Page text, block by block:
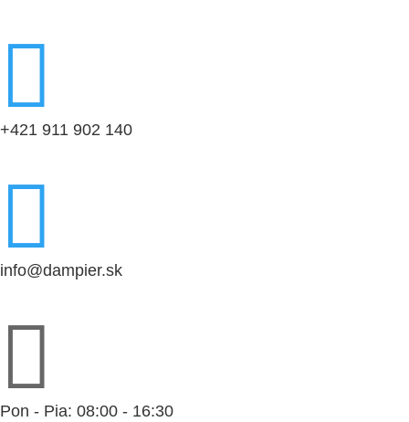

+421 911 902 140

info@dampier.sk

Pon - Pia: 08:00 - 16:30